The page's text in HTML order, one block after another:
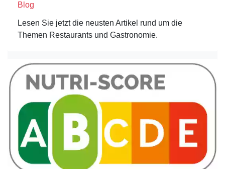
Blog
Lesen Sie jetzt die neusten Artikel rund um die
Themen Restaurants und Gastronomie.